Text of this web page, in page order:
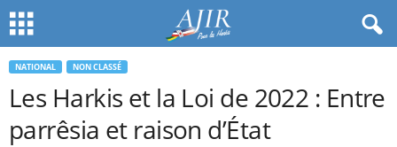
NATIONAL NON CLASSÉ
Les Harkis et la Loi de 2022 : Entre
parrêsia et raison d’État